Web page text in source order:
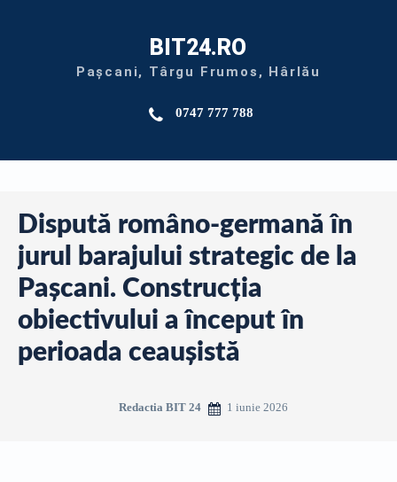
BIT24.RO
Pașcani, Târgu Frumos, Hârlău
0747 777 788
Dispută româno-germană în
jurul barajului strategic de la
Pașcani. Construcția
obiectivului a început în
perioada ceaușistă
Redactia BIT 24 1 iunie 2026